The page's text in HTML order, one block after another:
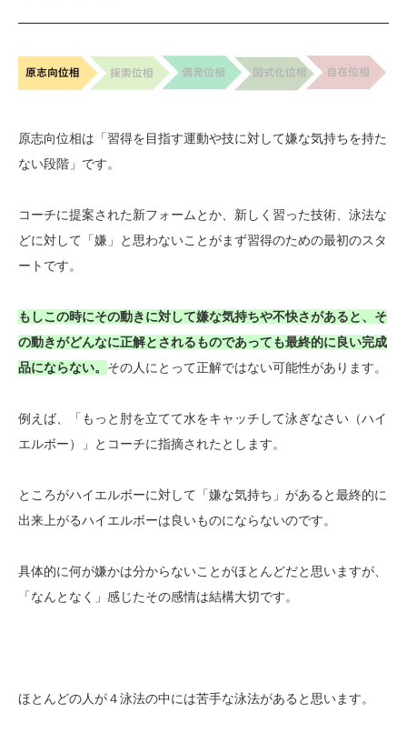
原志向位相は「習得を目指す運動や技に対して嫌な気持ちを持た
ない段階」です。
コーチに提案された新フォームとか、新しく習った技術、泳法な
どに対して「嫌」と思わないことがまず習得のための最初のスタ
ートです。
もしこの時にその動きに対して嫌な気持ちや不快さがあると、そ
の動きがどんなに正解とされるものであっても最終的に良い完成
品にならない。 その人にとって正解ではない可能性があります。
例えば、「もっと肘を立てて水をキャッチして泳ぎなさい（ハイ
エルボー）」とコーチに指摘されたとします。
ところがハイエルボーに対して「嫌な気持ち」があると最終的に
出来上がるハイエルボーは良いものにならないのです。
具体的に何が嫌かは分からないことがほとんどだと思いますが、
「なんとなく」感じたその感情は結構大切です。
ほとんどの人が４泳法の中には苦手な泳法があると思います。